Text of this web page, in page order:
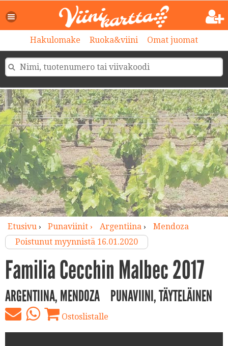
Hakulomake Ruoka&viini Omat juomat
Etusivu› Punaviinit › Argentiina›
Mendoza
Poistunut myynnistä 16.01.2020
Familia Cecchin Malbec 2017
ARGENTIINA, MENDOZA PUNAVIINI, TÄYTELÄINEN
Ostoslistalle